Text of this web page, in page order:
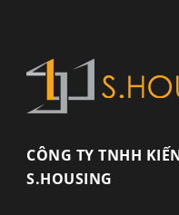
CÔNG TY TNHH
S.HOUSING